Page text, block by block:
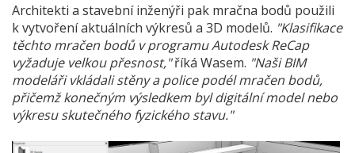
Architekti a stavební inženýři pak mračna bodů použili
k vytvoření aktuálních výkresů a 3D modelů. "Klasifikace
těchto mračen bodů v programu Autodesk ReCap
vyžaduje velkou přesnost,"říká Wasem. "Naši BIM
modeláři vkládali stěny a police podél mračen bodů,
přičemž konečným výsledkem byl digitální model nebo
výkresu skutečného fyzického stavu."